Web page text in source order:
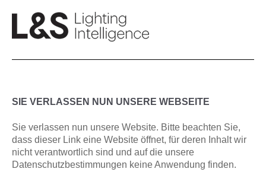
SIE VERLASSEN NUN UNSERE WEBSEITE
Sie verlassen nun unsere Website. Bitte beachten Sie,
dass dieser Link eine Website öffnet, für deren Inhalt wir
nicht verantwortlich sind und auf die unsere
Datenschutzbestimmungen keine Anwendung finden.